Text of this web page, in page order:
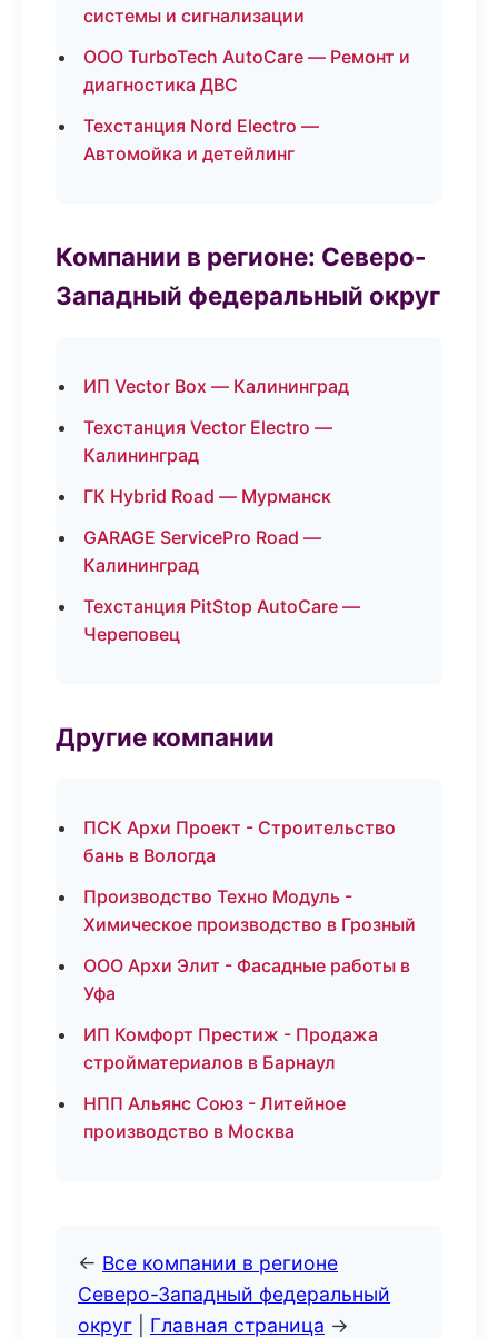
системы и сигнализации
ООО TurboTech AutoCare — Ремонт и
диагностика ДВС
Техстанция Nord Electro —
Автомойка и детейлинг
Компании в регионе: Северо-
Западный федеральный округ
ИП Vector Box — Калининград
Техстанция Vector Electro —
Калининград
ГК Hybrid Road — Мурманск
GARAGE ServicePro Road —
Калининград
Техстанция PitStop AutoCare —
Череповец
Другие компании
ПСК Архи Проект - Строительство
бань в Вологда
Производство Техно Модуль -
Химическое производство в Грозный
ООО Архи Элит - Фасадные работы в
Уфа
ИП Комфорт Престиж - Продажа
стройматериалов в Барнаул
НПП Альянс Союз - Литейное
производство в Москва
← Все компании в регионе
Северо-Западный федеральный
округ
Главная страница →